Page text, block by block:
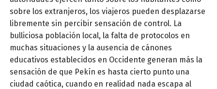
sobre los extranjeros, los viajeros pueden desplazarse
libremente sin percibir sensación de control. La
bulliciosa población local, la falta de protocolos en
muchas situaciones y la ausencia de cánones
educativos establecidos en Occidente generan más la
sensación de que Pekín es hasta cierto punto una
ciudad caótica, cuando en realidad nada escapa al